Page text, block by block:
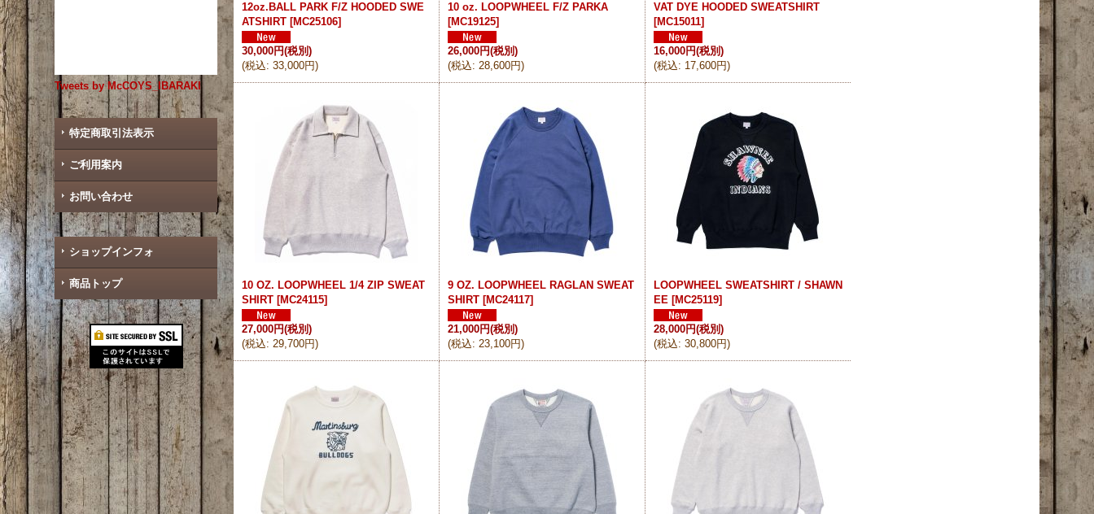
Tweets by McCOYS_IBARAKI
特定商取引法表示
ご利用案内
お問い合わせ
ショップインフォ
商品トップ
12oz.BALL PARK F/Z HOODED SWE
ATSHIRT [MC25106]
30,000円(税別)
(税込: 33,000円)
10 oz. LOOPWHEEL F/Z PARKA
[MC19125]
26,000円(税別)
(税込: 28,600円)
VAT DYE HOODED SWEATSHIRT
[MC15011]
16,000円(税別)
(税込: 17,600円)
10 OZ. LOOPWHEEL 1/4 ZIP SWEAT
SHIRT [MC24115]
27,000円(税別)
(税込: 29,700円)
9 OZ. LOOPWHEEL RAGLAN SWEAT
SHIRT [MC24117]
21,000円(税別)
(税込: 23,100円)
LOOPWHEEL SWEATSHIRT / SHAWN
EE [MC25119]
28,000円(税別)
(税込: 30,800円)